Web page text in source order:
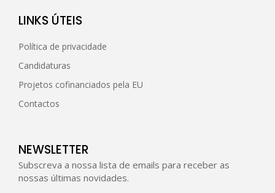
LINKS ÚTEIS
Política de privacidade
Candidaturas
Projetos cofinanciados pela EU
Contactos
NEWSLETTER
Subscreva a nossa lista de emails para receber as
nossas últimas novidades.